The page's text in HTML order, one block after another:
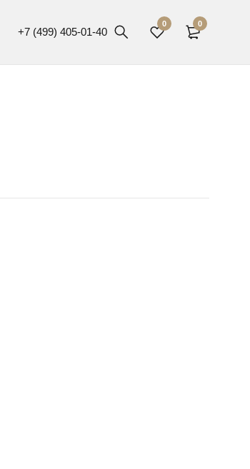
+7 (499) 405-01-40
0 0